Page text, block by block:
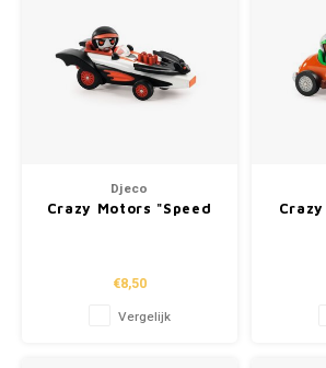
Djeco
Crazy Motors "Speed
€8,50
Vergelijk